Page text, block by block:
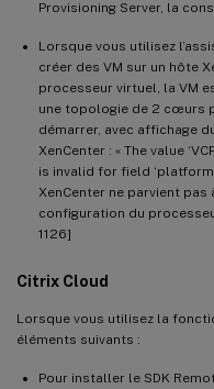
Provisioning Server, la
Lorsque vous utilisez
créer des VM sur un hôte
processeur virtuel, la VM
une topologie de 2 cœurs
démarrer, avec affichage
XenCenter : « The value
is invalid for field
XenCenter ne parvient
configuration du
1126]
Citrix Cloud
Lorsque vous utilisez la
éléments suivants :
Pour installer le SDK